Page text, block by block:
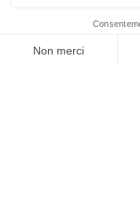
Votre compte